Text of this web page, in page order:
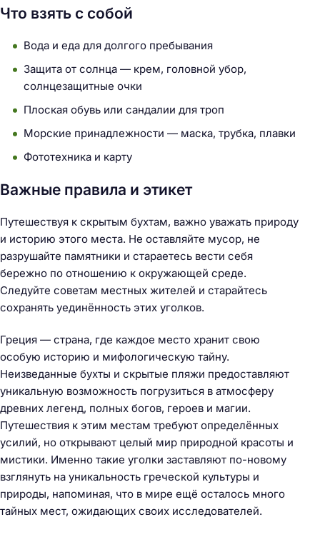
Что взять с собой
Вода и еда для долгого пребывания
Защита от солнца — крем, головной убор,
солнцезащитные очки
Плоская обувь или сандалии для троп
Морские принадлежности — маска, трубка, плавки
Фототехника и карту
Важные правила и этикет
Путешествуя к скрытым бухтам, важно уважать природу
и историю этого места. Не оставляйте мусор, не
разрушайте памятники и стараетесь вести себя
бережно по отношению к окружающей среде.
Следуйте советам местных жителей и старайтесь
сохранять уединённость этих уголков.
Греция — страна, где каждое место хранит свою
особую историю и мифологическую тайну.
Неизведанные бухты и скрытые пляжи предоставляют
уникальную возможность погрузиться в атмосферу
древних легенд, полных богов, героев и магии.
Путешествия к этим местам требуют определённых
усилий, но открывают целый мир природной красоты и
мистики. Именно такие уголки заставляют по-новому
взглянуть на уникальность греческой культуры и
природы, напоминая, что в мире ещё осталось много
тайных мест, ожидающих своих исследователей.
Н
а
й